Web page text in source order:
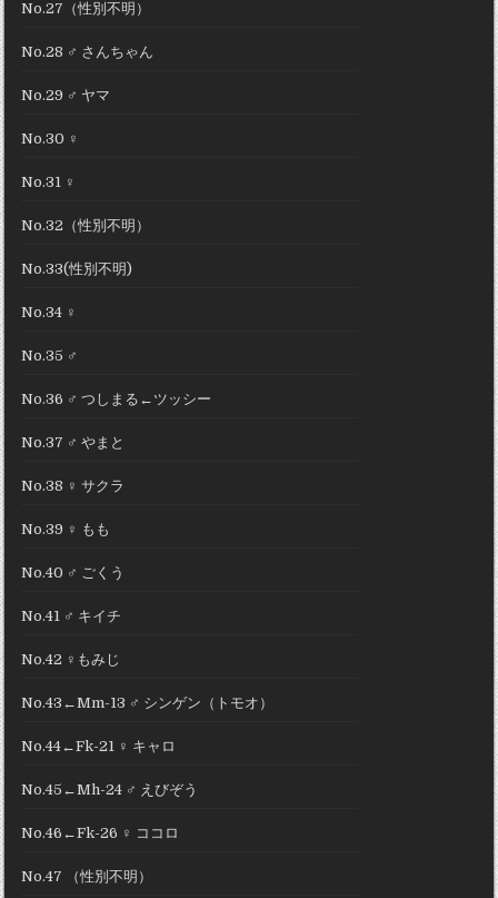
No.27（性別不明）
No.28 ♂ さんちゃん
No.29 ♂ ヤマ
No.30 ♀
No.31 ♀
No.32（性別不明）
No.33(性別不明)
No.34 ♀
No.35 ♂
No.36 ♂ つしまる←ツッシー
No.37 ♂ やまと
No.38 ♀ サクラ
No.39 ♀ もも
No.40 ♂ ごくう
No.41 ♂ キイチ
No.42 ♀もみじ
No.43←Mm-13 ♂ シンゲン（トモオ）
No.44←Fk-21 ♀ キャロ
No.45←Mh-24 ♂ えびぞう
No.46←Fk-26 ♀ ココロ
No.47 （性別不明）